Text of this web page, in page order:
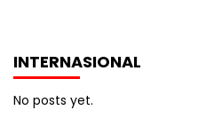
INTERNASIONAL
No posts yet.